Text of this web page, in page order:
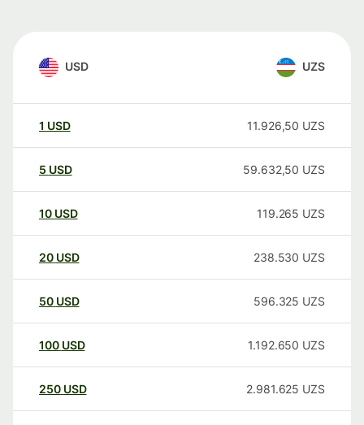
USD UZS
1 USD 11.926,50 UZS
5 USD 59.632,50 UZS
10 USD 119.265 UZS
20 USD 238.530 UZS
50 USD 596.325 UZS
100 USD 1.192.650 UZS
250 USD 2.981.625 UZS